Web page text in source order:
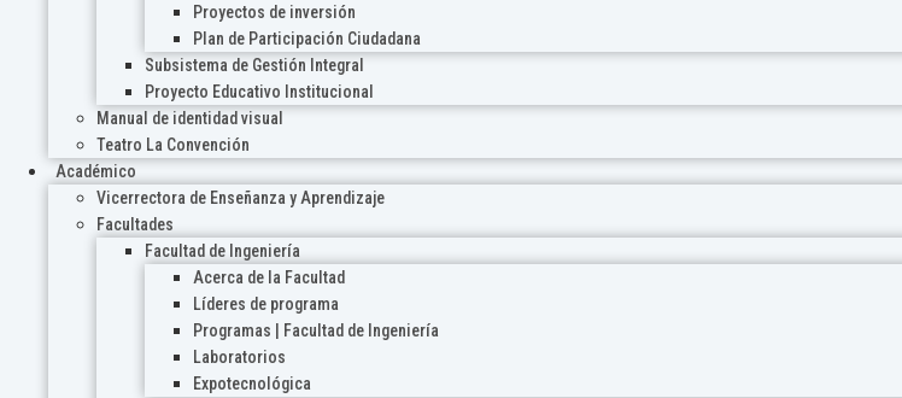
Proyectos de inversión
Plan de Participación Ciudadana
Subsistema de Gestión Integral
Proyecto Educativo Institucional
Manual de identidad visual
Teatro La Convención
Académico
Vicerrectora de Enseñanza y Aprendizaje
Facultades
Facultad de Ingeniería
Acerca de la Facultad
Líderes de programa
Programas | Facultad de Ingeniería
Laboratorios
Expotecnológica